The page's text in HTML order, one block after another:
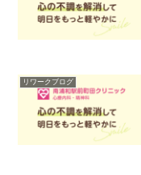
リワークブログ